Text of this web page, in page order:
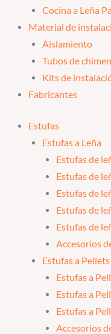
Cocina a Leña
Material de
Aislamiento
Tubos de
Kits de
Fabricantes
Estufas
Estufas a Leña
Estufas de
Estufas de
Estufas de
Estufas de
Estufas de
Accesorios
Estufas a Pellets
Estufas a
Estufas a
Estufas a
Accesorios